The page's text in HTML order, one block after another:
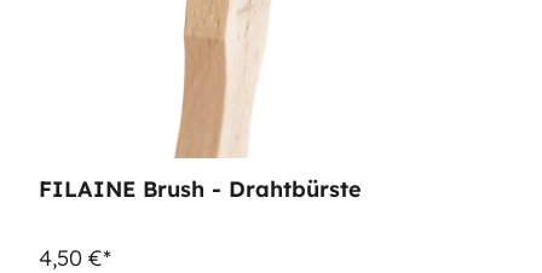
FILAINE Brush - Drahtbürste
4,50 €*